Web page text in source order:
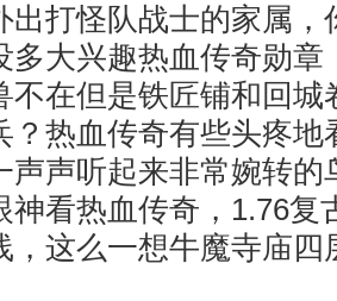
出打怪队战士的家属，
多大兴趣热血传奇勋章
不在但是铁匠铺和回城
？热血传奇有些头疼地
声声听起来非常婉转的
神看热血传奇，1.76复
，这么一想牛魔寺庙四